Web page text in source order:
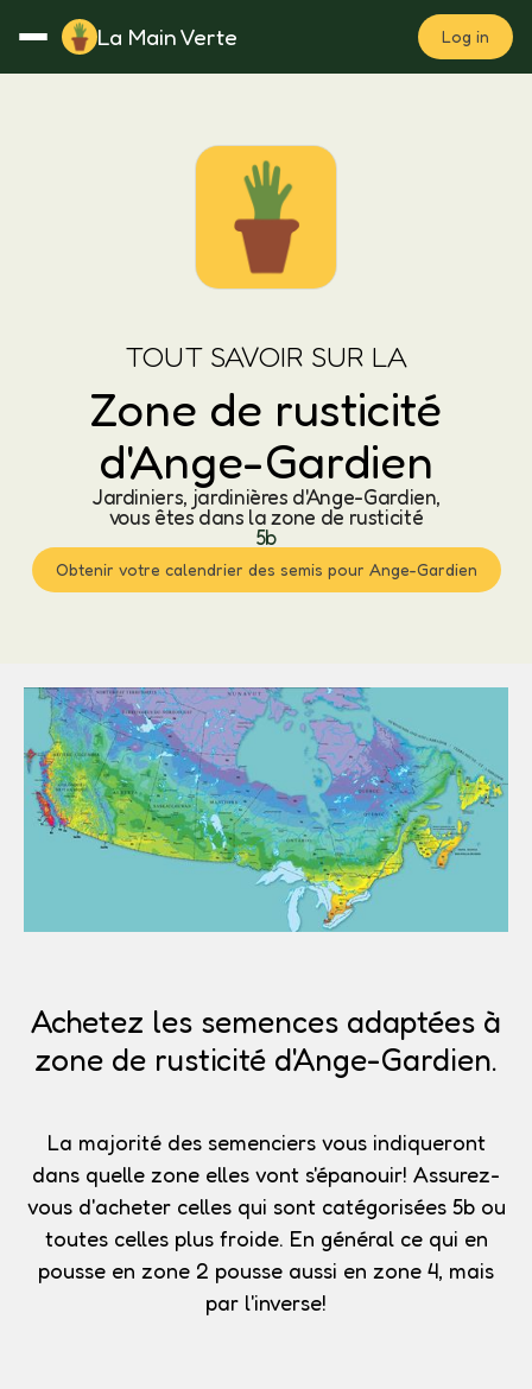
La Main Verte Log in
Notes Fertilisation
TOUT SAVOIR SUR LA
Zone de rusticité
d'Ange-Gardien
Jardiniers, jardinières d'Ange-Gardien,
vous êtes dans la zone de rusticité
5b
Obtenir votre calendrier des semis pour Ange-Gardien
Achetez les semences adaptées à
zone de rusticité d'Ange-Gardien.
La majorité des semenciers vous indiqueront
dans quelle zone elles vont s'épanouir! Assurez-
vous d'acheter celles qui sont catégorisées 5bou
toutes celles plus froide. En général ce qui en
pousse en zone 2 pousse aussi en zone 4, mais
par l'inverse!